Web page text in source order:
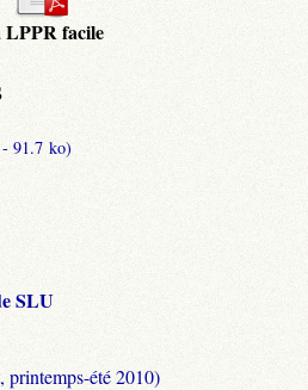
facile
-91.7 ko)
SLU
printemps-été 2010)